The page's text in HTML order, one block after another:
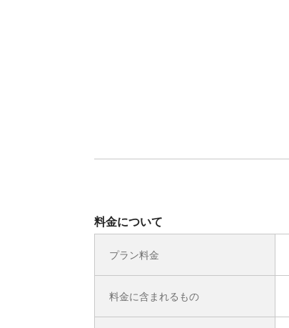
料金について
プラン料金
料金に含まれるもの